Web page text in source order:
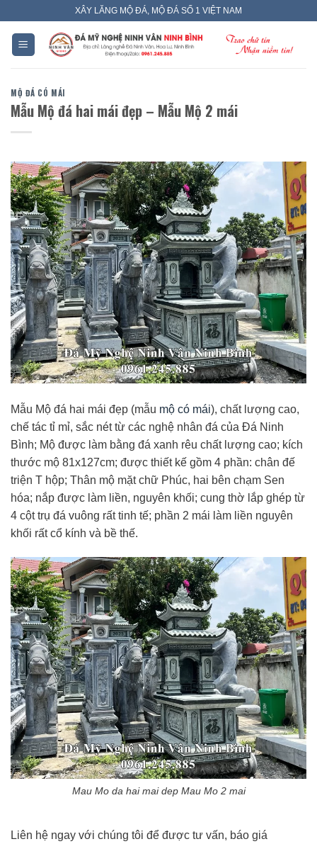
content
XÂY LĂNG MỘ ĐÁ, MỘ ĐÁ SỐ 1 VIỆT NAM
MỘ ĐÁ CÓ MÁI
Mẫu Mộ đá hai mái đẹp – Mẫu Mộ 2 mái
Mẫu Mộ đá hai mái đẹp (mẫu mộ có mái), chất lượng cao,
chế tác tỉ mỉ, sắc nét từ các nghệ nhân đá của Đá Ninh
Bình; Mộ được làm bằng đá xanh rêu chất lượng cao; kích
thước mộ 81x127cm; được thiết kế gồm 4 phần: chân đế
triện T hộp; Thân mộ mặt chữ Phúc, hai bên chạm Sen
hóa; nắp được làm liền, nguyên khối; cung thờ lắp ghép từ
4 cột trụ đá vuông rất tinh tế; phần 2 mái làm liền nguyên
khối rất cổ kính và bề thế.
Mau Mo da hai mai dep Mau Mo 2 mai
Liên hệ ngay với chúng tôi để được tư vấn, báo giá